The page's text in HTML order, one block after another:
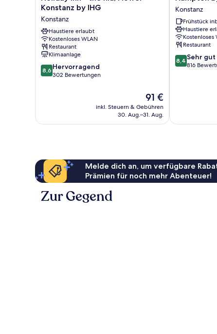
Inn
the
niu,
Flower
Konstanz
by
IHG
Konstanz
Konstanz by IHG
Konstanz
Haustiere erlaubt
Kostenloses WLAN
Restaurant
Klimaanlage
8.6
von
8,6 Hervorragend
302 Bewertungen
Der
Preis
beträgt
91 €
inkl. Steuern & Gebühren
30. Aug.–31. Aug.
by
Hilton
Konstanz
Konstanz
Konstanz
Frühstück
Haustiere
Kostenloses
Restaurant
8.4
von
8,4 Sehr gut
816
Melde dich an, um verfügbare
Prämien für noch mehr Abenteuer!
Zur Gegend